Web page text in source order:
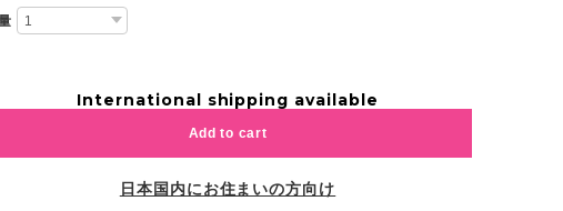
International shipping available
Add to cart
日本国内にお住まいの方向け